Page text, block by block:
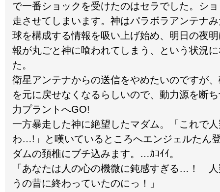
で一番ショックを受けたのはセラでした。シ
走させてしまいます。神はパラボラアンテナ
球を構成する情報を吸い上げ始め、明日の夜
報が丸ごと神に喰われてしまう、という状況
た。
衛星アンテナからの送信をやめたいのですが
を元に戻せなくなるらしいので、動力源を断
力プラントへGO!
一方暴走した神に絶望したマダム。「これで
わ…!」と嘆いているところへエンジェルたん
ダムの頚椎にブチ込みます。…ｶｺｲｲ。
「あなたは人の心の機微に鈍感すぎる…！
うの昔に終わっていたのにっ！」